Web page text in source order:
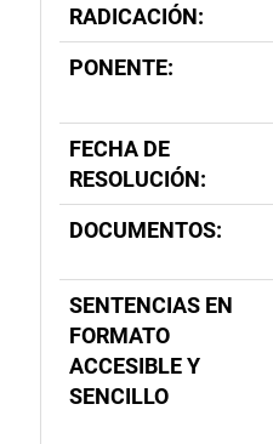
RADICACIÓN:
PONENTE:
FECHA DE
RESOLUCIÓN:
DOCUMENTOS:
SENTENCIAS EN
FORMATO
ACCESIBLE Y
SENCILLO